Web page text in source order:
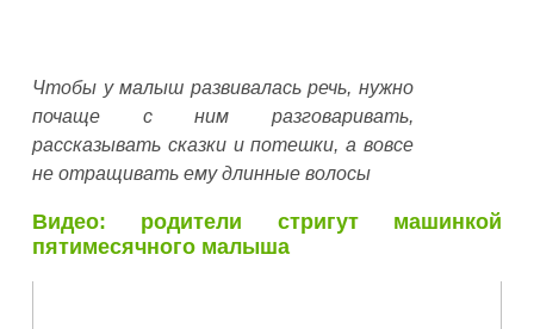
Чтобы у малыш развивалась речь, нужно
почаще с ним разговаривать,
рассказывать сказки и потешки, а вовсе
не отращивать ему длинные волосы
Видео: родители стригут машинкой
пятимесячного малыша